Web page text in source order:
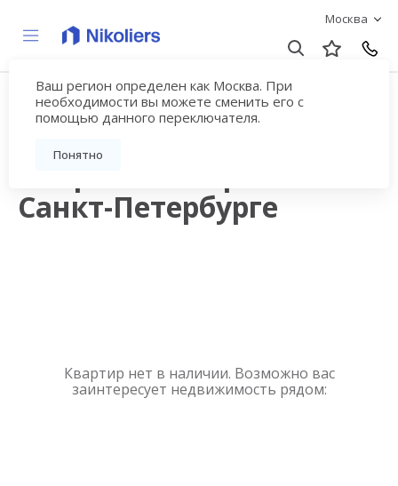
Москва
Ваш регион определен как Москва. При
необходимости вы можете сменить его с
помощью данного переключателя.
Понятно
Продажа квартир в
новостройках рядом с
Санкт-Петербурге
Квартир нет в наличии. Возможно вас
заинтересует недвижимость рядом: